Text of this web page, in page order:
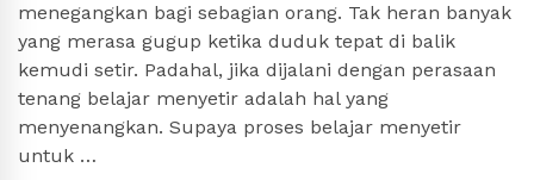
menegangkan bagi sebagian orang. Tak heran banyak
yang merasa gugup ketika duduk tepat di balik
kemudi setir. Padahal, jika dijalani dengan perasaan
tenang belajar menyetir adalah hal yang
menyenangkan. Supaya proses belajar menyetir
untuk …